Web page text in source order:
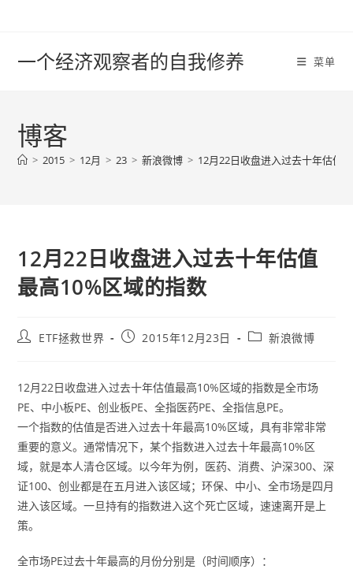
一个经济观察者的自我修养 菜单
博客
> 2015 > 12月 > 23 > 新浪微博 > 12月22日收盘进入过去十年估值
12月22日收盘进入过去十年估值
最高10%区域的指数
PostETF拯救世界
Post2015年12月23日
Post新浪微博
12月22日收盘进入过去十年估值最高10%区域的指数是全市场
PE、中小板PE、创业板PE、全指医药PE、全指信息PE。
一个指数的估值是否进入过去十年最高10%区域，具有非常非常
重要的意义。通常情况下，某个指数进入过去十年最高10%区
域，就是本人清仓区域。以今年为例，医药、消费、沪深300、深
证100、创业都是在五月进入该区域；环保、中小、全市场是四月
进入该区域。一旦持有的指数进入这个死亡区域，速速离开是上
策。
全市场PE过去十年最高的月份分别是（时间顺序）：